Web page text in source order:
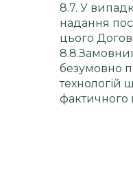
8.7. У
надання
цього
безумовно
технологій
фактичного